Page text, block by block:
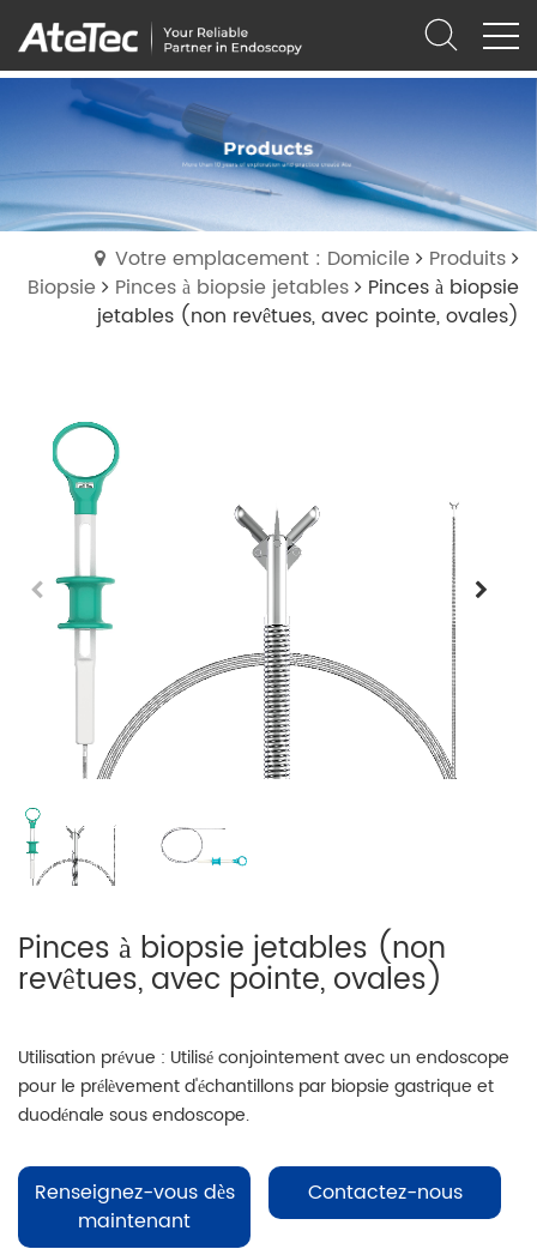
Votre emplacement : Domicile
Produits
Biopsie
Pinces à biopsie jetables
Pinces à biopsie
jetables (non revêtues, avec pointe, ovales)
Pinces à biopsie jetables (non
revêtues, avec pointe, ovales)
Utilisation prévue : Utilisé conjointement avec un endoscope
pour le prélèvement d'échantillons par biopsie gastrique et
duodénale sous endoscope.
Renseignez-vous dès
maintenant
Contactez-nous